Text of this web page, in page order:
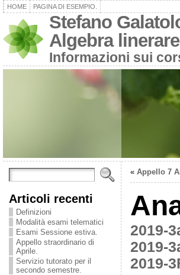
HOME PAGINA DI ESEMPIO.
Stefano
Algebra
Informazioni sui
Articoli recenti
Definizioni
Modalità esami telematici
Esami Sessione estiva.
Appello straordinario di
Aprile.
Servizio tutorato per il
secondo semestre.
« Appello 7
2019-
2019-
2019-